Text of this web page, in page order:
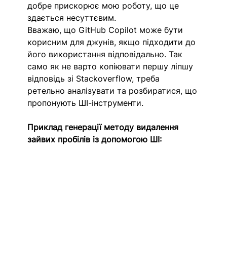
добре прискорює мою роботу, що це
здається несуттєвим.
Вважаю, що GitHub Copilot може бути
корисним для джунів, якщо підходити до
його використання відповідально. Так
само як не варто копіювати першу ліпшу
відповідь зі Stackoverflow, треба
ретельно аналізувати та розбиратися, що
пропонують ШІ-інструменти.
Приклад генерації методу видалення
зайвих пробілів із допомогою ШІ: